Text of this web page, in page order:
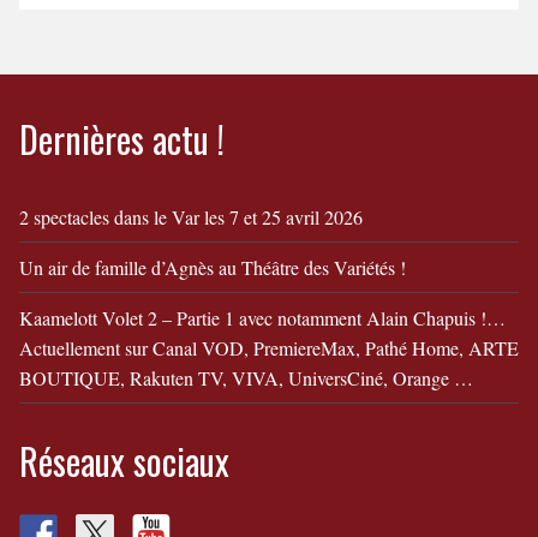
Dernières actu !
2 spectacles dans le Var les 7 et 25 avril 2026
Un air de famille d’Agnès au Théâtre des Variétés !
Kaamelott Volet 2 – Partie 1 avec notamment Alain Chapuis !…
Actuellement sur Canal VOD, PremiereMax, Pathé Home, ARTE
BOUTIQUE, Rakuten TV, VIVA, UniversCiné, Orange …
Réseaux sociaux